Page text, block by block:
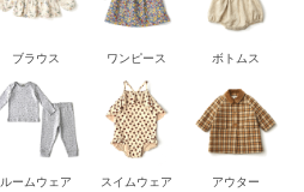
ブラウス ワンピース ボトムス
ルームウェア スイムウェア アウター